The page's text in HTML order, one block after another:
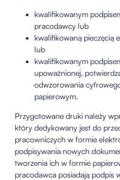
kwalifikowanym
pracodawcy lub
kwalifikowaną pieczęcią
lub
kwalifikowanym
upoważnionej,
odwzorowania
papierowym.
Przygotowane druki należy
który dedykowany jest do
pracowniczych w formie
podpisywania nowych
tworzenia ich w formie
pracodawca posiadają podpis